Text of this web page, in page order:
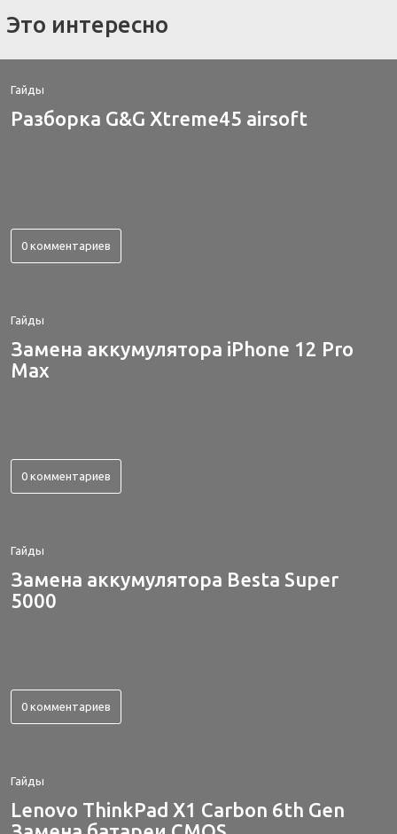
Это интересно
Гайды
Разборка G&G Xtreme45 airsoft
0 комментариев
Гайды
Замена аккумулятора iPhone 12 Pro
Max
0 комментариев
Гайды
Замена аккумулятора Besta Super
5000
0 комментариев
Гайды
Lenovo ThinkPad X1 Carbon 6th Gen